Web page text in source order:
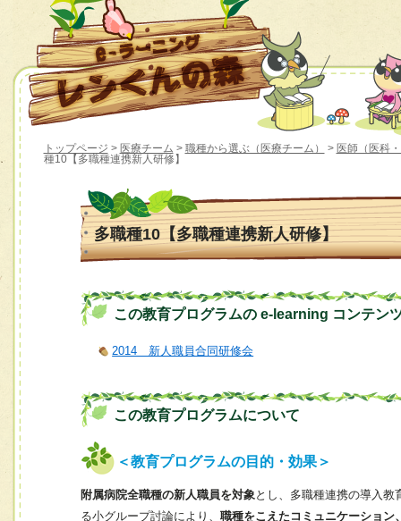
トップページ > 医療チーム > 職種から選ぶ（医療チーム） > 医師（医科
種10【多職種連携新人研修】
多職種10【多職種連携新人研修】
この教育プログラムの e-learning コンテン
2014 新人職員合同研修会
この教育プログラムについて
＜教育プログラムの目的・効果＞
附属病院全職種の新人職員を対象 とし、多職種連携の導入
る小グループ討論により、 職種をこえたコミュニケーション